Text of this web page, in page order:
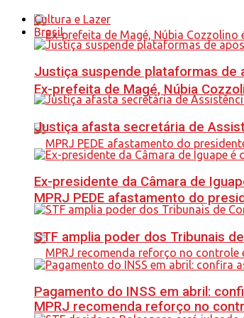
Ex-prefeita de Magé, Núbia
MPRJ PEDE afastamento do
MPRJ recomenda reforço no
Cultura e Lazer
Brasil
Justiça suspende plataformas de
Justiça afasta secretária de
Ex-presidente da Câmara de
STF amplia poder dos Tribunais
Pagamento do INSS em abril: